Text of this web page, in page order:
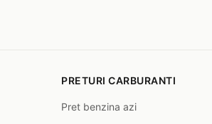
PRETURI CARBURANTI
Pret benzina azi